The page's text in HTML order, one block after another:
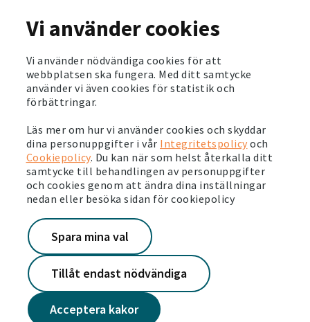
Vi använder cookies
Vi använder nödvändiga cookies för att
webbplatsen ska fungera. Med ditt samtycke
använder vi även cookies för statistik och
förbättringar.
Läs mer om hur vi använder cookies och skyddar
dina personuppgifter i vår Integritetspolicy och
Cookiepolicy. Du kan när som helst återkalla ditt
samtycke till behandlingen av personuppgifter
och cookies genom att ändra dina inställningar
nedan eller besöka sidan för cookiepolicy
Acceptera kakor
Spara mina val
Tillåt endast nödvändiga
2025-11-18
Vi välkomnar våra nya hyresgäster i Årby
Läs mer
2025-08-21
Ny rapport: Positiv utveckling i våra områden
Läs mer
2025-06-04
Snart är det dags för årets Järvavecka!
Läs mer
2025-03-03